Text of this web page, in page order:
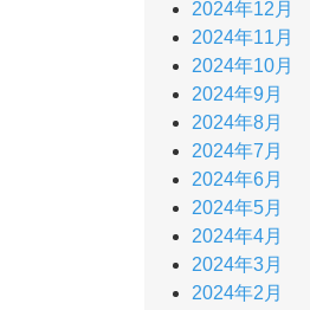
2024年12月
2024年11月
2024年10月
2024年9月
2024年8月
2024年7月
2024年6月
2024年5月
2024年4月
2024年3月
2024年2月